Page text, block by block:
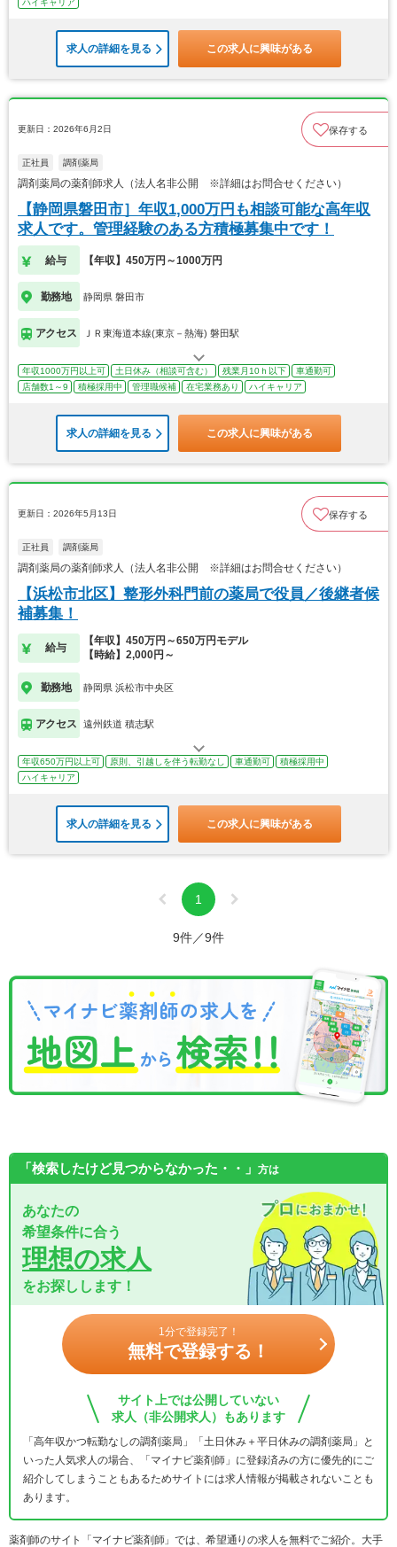
ハイキャリア
求人の詳細を見る この求人に興味がある
更新日：2026年6月2日 保存する
正社員 調剤薬局
調剤薬局の薬剤師求人（法人名非公開 ※詳細はお問合せください）
【静岡県磐田市］年収1,000万円も相談可能な高年収
求人です。管理経験のある方積極募集中です！
給与 【年収】450万円～1000万円
勤務地 静岡県 磐田市
アクセス ＪＲ東海道本線(東京－熱海) 磐田駅
年収1000万円以上可 土日休み（相談可含む） 残業月10ｈ以下
車通勤可
店舗数1～9
積極採用中 管理職候補 在宅業務あり ハイキャリア
求人の詳細を見る この求人に興味がある
更新日：2026年5月13日 保存する
正社員 調剤薬局
調剤薬局の薬剤師求人（法人名非公開 ※詳細はお問合せください）
【浜松市北区】整形外科門前の薬局で役員／後継者候
補募集！
給与
【年収】450万円～650万円モデル
【時給】2,000円～
勤務地 静岡県 浜松市中央区
アクセス 遠州鉄道 積志駅
年収650万円以上可 原則、引越しを伴う転勤なし 車通勤可
積極採用中
ハイキャリア
求人の詳細を見る この求人に興味がある
1
9件／9件
「検索したけど見つからなかった・・」 方は
あなたの
希望条件に合う
理想の求人
をお探しします！
1分で登録完了！
無料で登録する！
サイト上では公開していない
求人（非公開求人）もあります
「高年収かつ転勤なしの調剤薬局」「土日休み＋平日休みの調剤薬局」と
いった人気求人の場合、「マイナビ薬剤師」に登録済みの方に優先的にご
紹介してしまうこともあるためサイトには求人情報が掲載されないことも
あります。
薬剤師のサイト「マイナビ薬剤師」では、希望通りの求人を無料でご紹介。大手